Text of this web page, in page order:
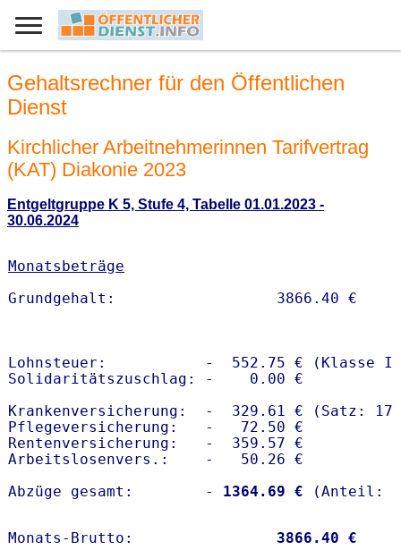
Gehaltsrechner für den Öffentlichen
Dienst
Kirchlicher Arbeitnehmerinnen Tarifvertrag
(KAT) Diakonie 2023
Entgeltgruppe K 5, Stufe 4, Tabelle 01.01.2023 -
30.06.2024
Monatsbeträge
Lohnsteuer:           -  552.75 € (Klasse I)
Solidaritätszuschlag: -    0.00 €
Krankenversicherung:  -  329.61 € (Satz:
Pflegeversicherung:   -   72.50 €
Rentenversicherung:   -  359.57 €
Arbeitslosenvers.:    -   50.26 €
Abzüge gesamt:        -
1364.69 €
Monats-Brutto: 3866.40 €